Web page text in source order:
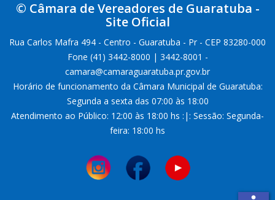
© Câmara de Vereadores de Guaratuba -
Site Oficial
Rua Carlos Mafra 494 - Centro - Guaratuba - Pr - CEP 83280-000
Fone (41) 3442-8000 | 3442-8001 -
camara@camaraguaratuba.pr.gov.br
Horário de funcionamento da Câmara Municipal de Guaratuba:
Segunda a sexta das 07:00 às 18:00
Atendimento ao Público: 12:00 às 18:00 hs :|: Sessão: Segunda-
feira: 18:00 hs